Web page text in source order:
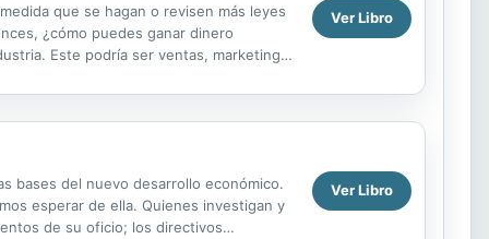
que se hagan o revisen más leyes
¿cómo puedes ganar dinero
Este podría ser ventas, marketing,
Ver Libro
bases del nuevo desarrollo económico.
esperar de ella. Quienes investigan y
de su oficio; los directivos
Ver Libro